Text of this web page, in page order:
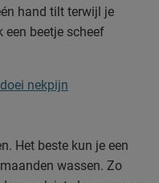
hand tilt terwijl je
een beetje scheef
nekpijn
Het beste kun je een
wassen. Zo